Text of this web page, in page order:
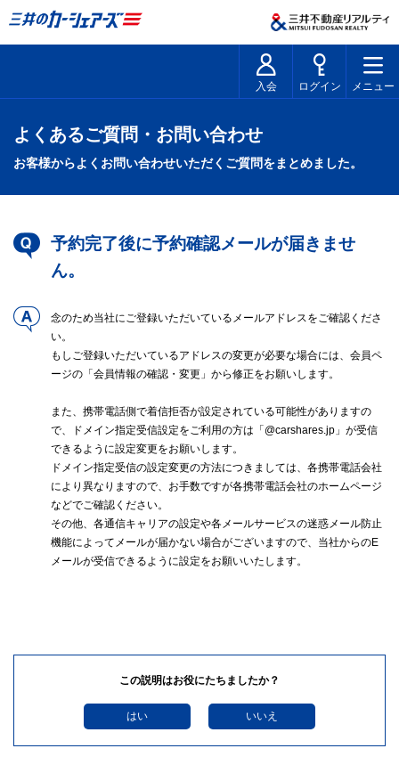
入会 ログイン メニュー
よくあるご質問・お問い合わせ
お客様からよくお問い合わせいただくご質問をまとめました。
予約完了後に予約確認メールが届きませ
ん。
念のため当社にご登録いただいているメールアドレスをご確認くださ
い。
もしご登録いただいているアドレスの変更が必要な場合には、会員ペ
ージの「会員情報の確認・変更」から修正をお願いします。
また、携帯電話側で着信拒否が設定されている可能性がありますの
で、ドメイン指定受信設定をご利用の方は「@carshares.jp」が受信
できるように設定変更をお願いします。
ドメイン指定受信の設定変更の方法につきましては、各携帯電話会社
により異なりますので、お手数ですが各携帯電話会社のホームページ
などでご確認ください。
その他、各通信キャリアの設定や各メールサービスの迷惑メール防止
機能によってメールが届かない場合がございますので、当社からのE
メールが受信できるように設定をお願いいたします。
この説明はお役にたちましたか？
はい いいえ